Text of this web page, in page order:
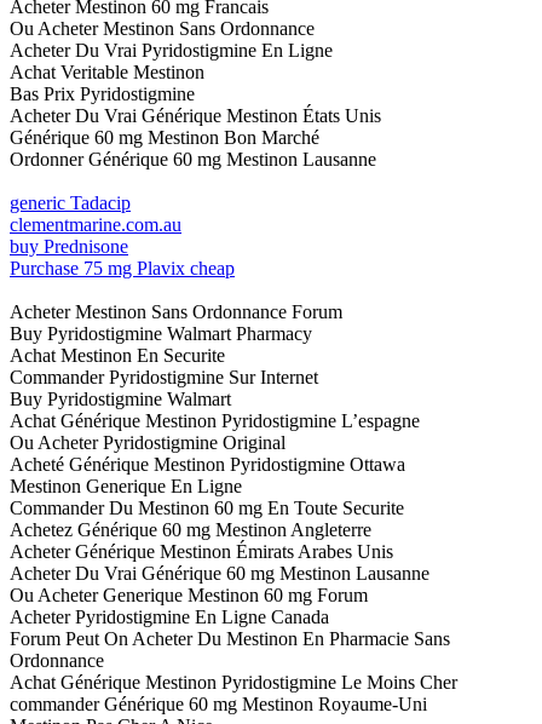
Acheter Mestinon 60 mg Francais
Ou Acheter Mestinon Sans Ordonnance
Acheter Du Vrai Pyridostigmine En Ligne
Achat Veritable Mestinon
Bas Prix Pyridostigmine
Acheter Du Vrai Générique Mestinon États Unis
Générique 60 mg Mestinon Bon Marché
Ordonner Générique 60 mg Mestinon Lausanne
generic Tadacip
clementmarine.com.au
buy Prednisone
Purchase 75 mg Plavix cheap
Acheter Mestinon Sans Ordonnance Forum
Buy Pyridostigmine Walmart Pharmacy
Achat Mestinon En Securite
Commander Pyridostigmine Sur Internet
Buy Pyridostigmine Walmart
Achat Générique Mestinon Pyridostigmine L’espagne
Ou Acheter Pyridostigmine Original
Acheté Générique Mestinon Pyridostigmine Ottawa
Mestinon Generique En Ligne
Commander Du Mestinon 60 mg En Toute Securite
Achetez Générique 60 mg Mestinon Angleterre
Acheter Générique Mestinon Émirats Arabes Unis
Acheter Du Vrai Générique 60 mg Mestinon Lausanne
Ou Acheter Generique Mestinon 60 mg Forum
Acheter Pyridostigmine En Ligne Canada
Forum Peut On Acheter Du Mestinon En Pharmacie Sans
Ordonnance
Achat Générique Mestinon Pyridostigmine Le Moins Cher
commander Générique 60 mg Mestinon Royaume-Uni